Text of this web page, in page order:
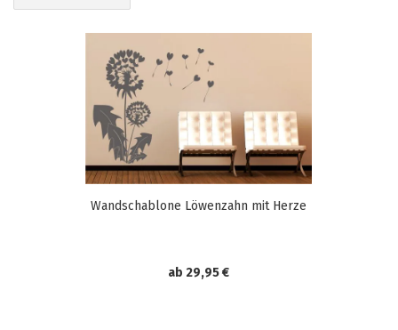
Wandschablone Löwenzahn mit Herze
ab 29,95 €